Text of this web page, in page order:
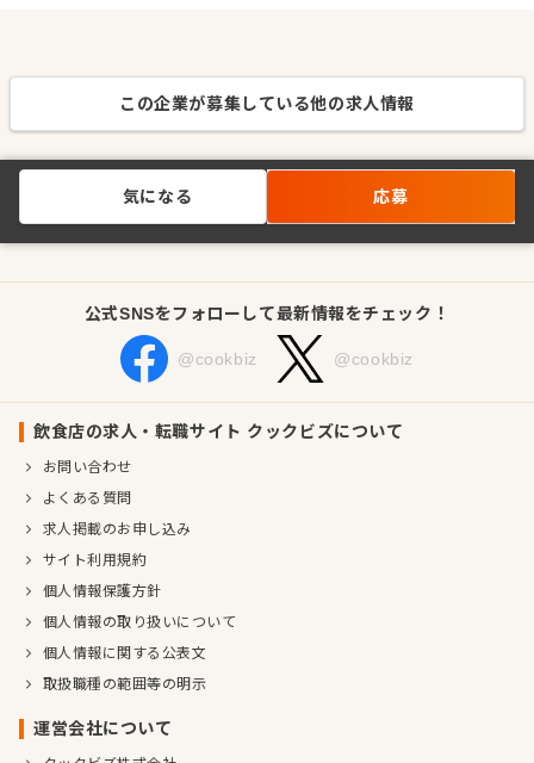
この企業が募集している他の求人情報
気になる 応募
公式SNSをフォローして最新情報をチェック！
@cookbiz @cookbiz
飲食店の求人・転職サイト クックビズについて
お問い合わせ
よくある質問
求人掲載のお申し込み
サイト利用規約
個人情報保護方針
個人情報の取り扱いについて
個人情報に関する公表文
取扱職種の範囲等の明示
運営会社について